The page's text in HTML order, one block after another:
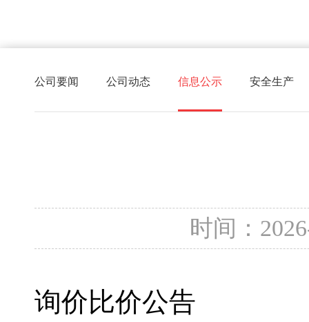
公司要闻 公司动态 信息公示 安全生产
时间：
询价比价公告